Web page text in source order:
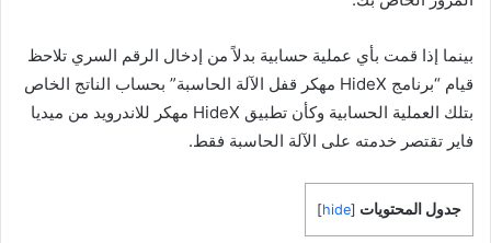
بينما إذا قمت بأي عملية حسابية بدلاً من إدخال الرقم السري تلاحظ
قيام “برنامج HideX مهكر قفل الآلة الحاسبة” بحساب الناتج الخاص
بتلك العملية الحسابية وكأن تطبيق HideX مهكر للاندرويد من ميديا
فاير تقتصر خدمته على الآلة الحاسبة فقط.
جدول المحتويات [
hide
]